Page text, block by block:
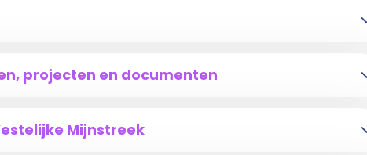
projecten en documenten
Mijnstreek